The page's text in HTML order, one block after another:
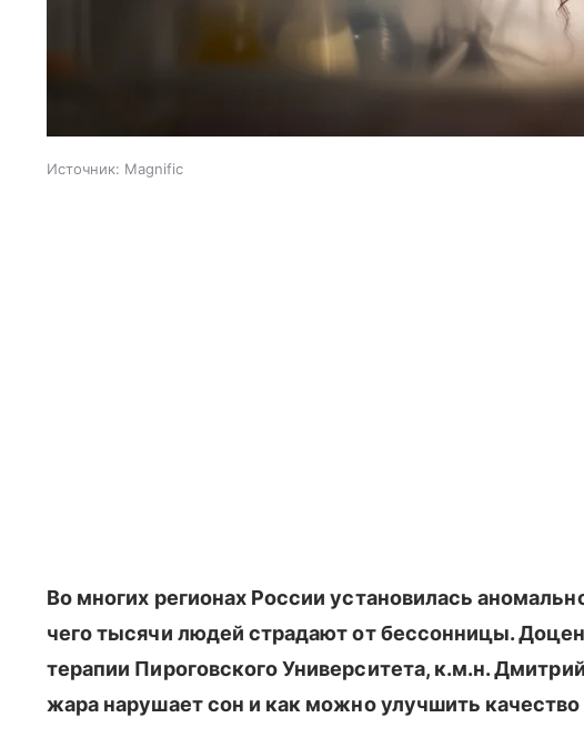
Источник: Magnific
Во многих регионах России установилась
чего тысячи людей страдают от бессонницы.
терапии Пироговского Университета, к.м.н.
жара нарушает сон и как можно улучшить качество